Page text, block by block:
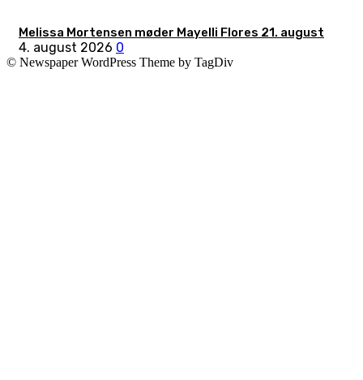
Melissa Mortensen møder Mayelli Flores 21. august
4. august 2026 0
© Newspaper WordPress Theme by TagDiv